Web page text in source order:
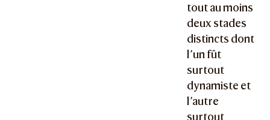
tout au moins
deux stades
distincts dont
l’un fût
surtout
dynamiste et
l’autre
surtout